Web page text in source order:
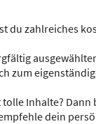
du zahlreiches
zum
tolle Inhalte?
dein